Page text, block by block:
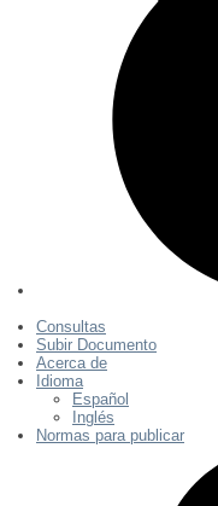
Consultas
Subir Documento
Acerca de
Idioma
Español
Inglés
Normas para publicar